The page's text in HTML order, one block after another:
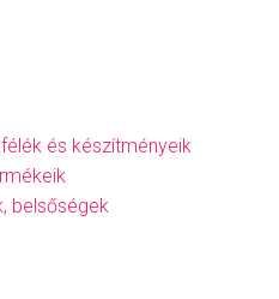
és készítményeik
belsőségek